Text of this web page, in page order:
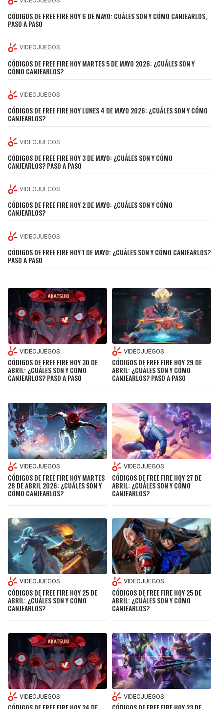
PANTHERS
SAINTS
JAZZ
CÓDIGOS DE FREE FIRE HOY 6 DE MAYO: CUÁLES SON Y CÓMO CANJEARLOS,
PASO A PASO
VIDEOJUEGOS
CÓDIGOS DE FREE FIRE HOY MARTES 5 DE MAYO 2026: ¿CUÁLES SON Y
CÓMO CANJEARLOS?
VIDEOJUEGOS
CÓDIGOS DE FREE FIRE HOY LUNES 4 DE MAYO 2026: ¿CUÁLES SON Y CÓMO
CANJEARLOS?
VIDEOJUEGOS
CÓDIGOS DE FREE FIRE HOY 3 DE MAYO: ¿CUÁLES SON Y CÓMO
CANJEARLOS? PASO A PASO
VIDEOJUEGOS
CÓDIGOS DE FREE FIRE HOY 2 DE MAYO: ¿CUÁLES SON Y CÓMO
CANJEARLOS?
VIDEOJUEGOS
CÓDIGOS DE FREE FIRE HOY 1 DE MAYO: ¿CUÁLES SON Y CÓMO CANJEARLOS?
PASO A PASO
VIDEOJUEGOS
CÓDIGOS DE FREE FIRE HOY 30 DE
ABRIL: ¿CUÁLES SON Y CÓMO
CANJEARLOS? PASO A PASO
VIDEOJUEGOS
CÓDIGOS DE FREE FIRE HOY 29 DE
ABRIL: ¿CUÁLES SON Y CÓMO
CANJEARLOS? PASO A PASO
VIDEOJUEGOS
CÓDIGOS DE FREE FIRE HOY MARTES
28 DE ABRIL 2026: ¿CUÁLES SON Y
CÓMO CANJEARLOS?
VIDEOJUEGOS
CÓDIGOS DE FREE FIRE HOY 27 DE
ABRIL: ¿CUÁLES SON Y CÓMO
CANJEARLOS?
VIDEOJUEGOS
CÓDIGOS DE FREE FIRE HOY 25 DE
ABRIL: ¿CUÁLES SON Y CÓMO
CANJEARLOS?
VIDEOJUEGOS
CÓDIGOS DE FREE FIRE HOY 25 DE
ABRIL: ¿CUÁLES SON Y CÓMO
CANJEARLOS?
VIDEOJUEGOS VIDEOJUEGOS